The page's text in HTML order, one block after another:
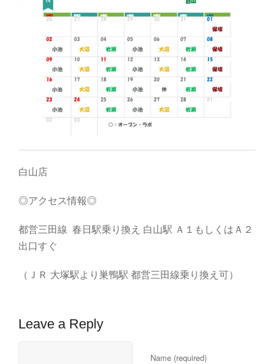
白山店
◎アクセス情報◎
都営三田線 春日駅乗り換え 白山駅 Ａ１もしくはＡ２
出口すぐ
（ＪＲ 大塚駅より巣鴨駅 都営三田線乗り換え可）
Leave a Reply
Name (required)